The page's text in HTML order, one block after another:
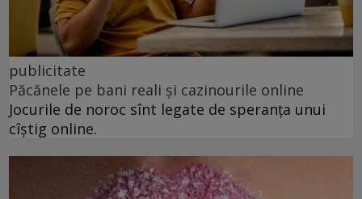
publicitate
Păcănele pe bani reali și cazinourile online
Jocurile de noroc sînt legate de speranța unui
cîștig online.